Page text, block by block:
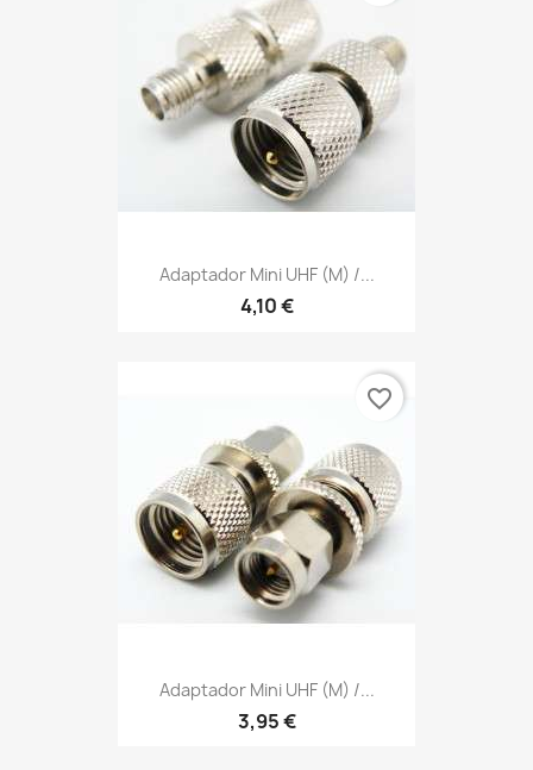
Adaptador Mini UHF (m) /...
4,10 €
Adaptador Mini UHF (m) /...
3,95 €
favorite_border